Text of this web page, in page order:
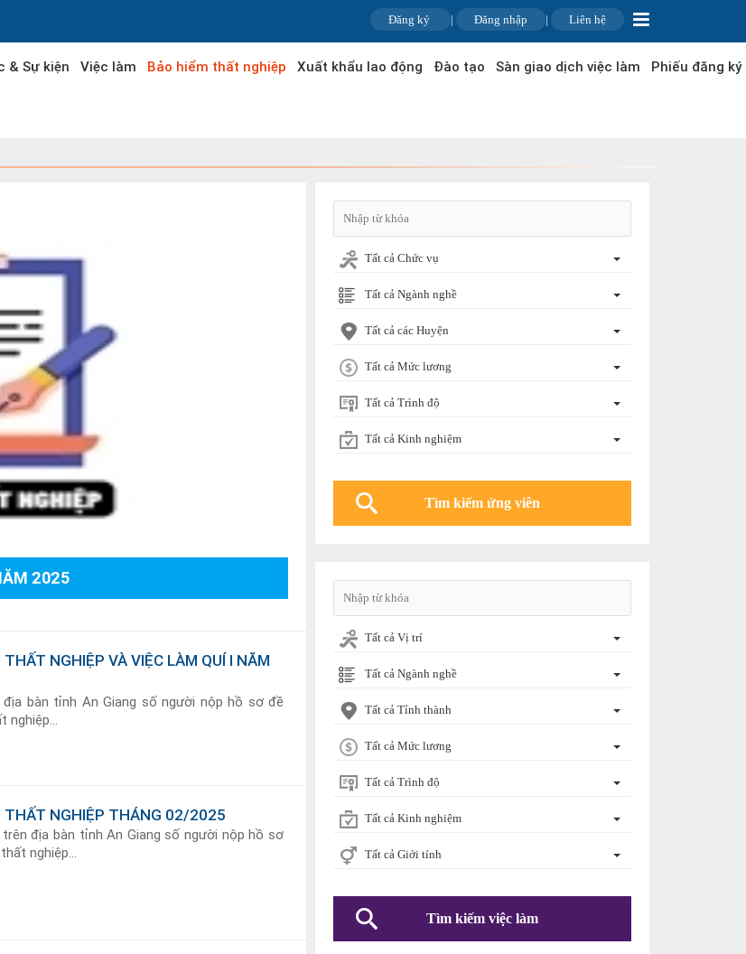
Đăng ký | Đăng nhập | Liên hệ
& Sự kiện Việc làm Bảo hiểm thất nghiệp Xuất khẩu lao động Đào tạo Sàn giao dịch việc làm Phiếu đăng ký
2025
NGHIỆP VÀ VIỆC LÀM QUÍ I NĂM
địa bàn tỉnh An Giang số người nộp hồ sơ đề
nghiệp...
THẤT NGHIỆP THÁNG 02/2025
địa bàn tỉnh An Giang số người nộp hồ sơ
nghiệp...
Tất cả Chức vụ
Tất cả Ngành nghề
Tất cả các Huyện
Tất cả Mức lương
Tất cả Trình độ
Tất cả Kinh nghiệm
Tất cả Vị trí
Tất cả Ngành nghề
Tất cả Tỉnh thành
Tất cả Mức lương
Tất cả Trình độ
Tất cả Kinh nghiệm
Tất cả Giới tính